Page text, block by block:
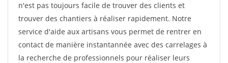
n'est pas toujours facile de trouver des clients et
trouver des chantiers à réaliser rapidement. Notre
service d'aide aux artisans vous permet de rentrer en
contact de manière instantannée avec des carrelages à
la recherche de professionnels pour réaliser leurs